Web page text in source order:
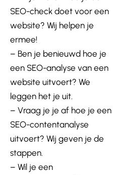
SEO-check doet voor een
website? Wij helpen je
ermee!
– Ben je benieuwd hoe je
een SEO-analyse van een
website uitvoert? We
leggen het je uit.
– Vraag je je af hoe je een
SEO-contentanalyse
uitvoert? Wij geven je de
stappen.
– Wil je een